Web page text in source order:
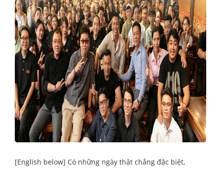
[English below] Có những ngày thật chẳng đặc biệt,